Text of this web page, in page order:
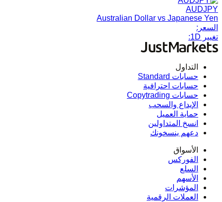
AUDJPY
Australian Dollar vs Japanese Yen
السعر:
تغيير 1D:
التداول
حسابات Standard
حسابات احترافية
حسابات Copytrading
الإيداع والسحب
حماية العميل
انسخ المتداولين
دعهم ينسخونك
الأسواق
الفوركس
السلع
الأسهم
المؤشرات
العملات الرقمية